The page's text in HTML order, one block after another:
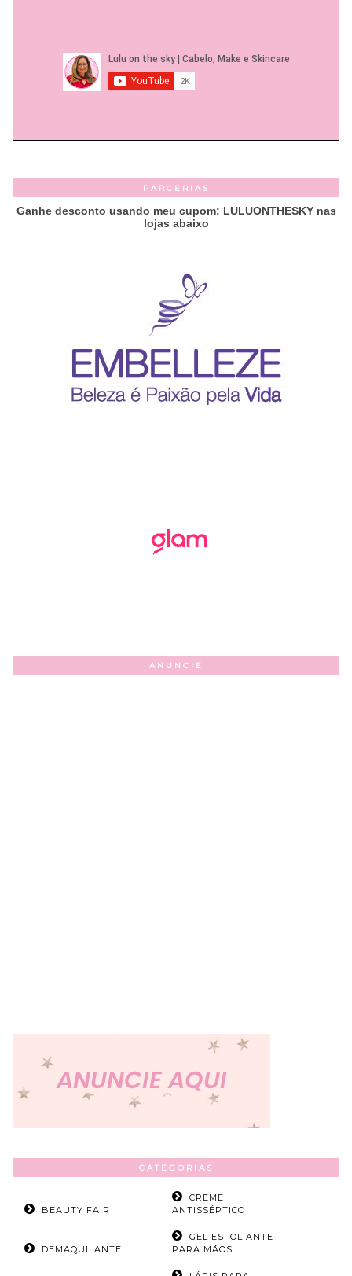
PARCERIAS
Ganhe desconto usando meu cupom: LULUONTHESKY nas
lojas abaixo
ANUNCIE
CATEGORIAS
BEAUTY FAIR
CREME
ANTISSÉPTICO
DEMAQUILANTE
GEL ESFOLIANTE
PARA MÃOS